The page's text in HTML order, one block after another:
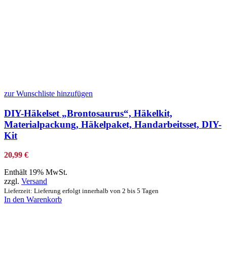
zur Wunschliste hinzufügen
DIY-Häkelset „Brontosaurus“, Häkelkit,
Materialpackung, Häkelpaket, Handarbeitsset, DIY-
Kit
20,99 €
Enthält 19% MwSt.
zzgl. Versand
Lieferzeit: Lieferung erfolgt innerhalb von 2 bis 5 Tagen
In den Warenkorb